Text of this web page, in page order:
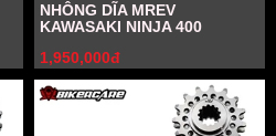
NHÔNG DĨA MREV
KAWASAKI NINJA 400
1,950,000đ